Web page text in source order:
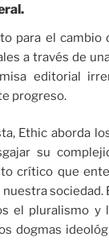
para el cambio
a través de
editorial
progreso.
Ethic aborda
su
crítico que
sociedad.
el pluralismo y
dogmas